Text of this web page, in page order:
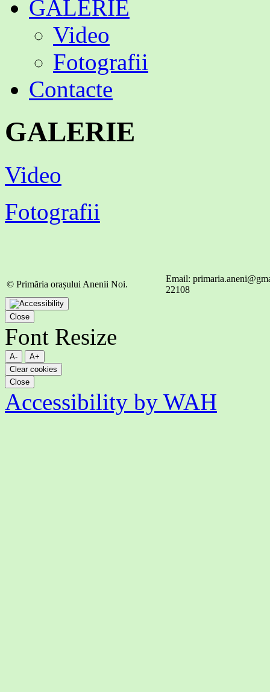
GALERIE
Video
Fotografii
Contacte
GALERIE
Video
Fotografii
© Primăria orașului Anenii Noi.
Email:
22108
Close
Font Resize
A-
A+
Clear cookies
Close
Accessibility by WAH